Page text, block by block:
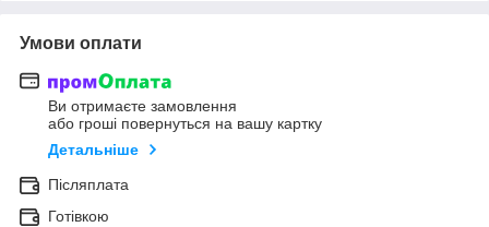
Умови оплати
Ви отримаєте замовлення
або гроші повернуться на вашу картку
Детальніше
Післяплата
Готівкою